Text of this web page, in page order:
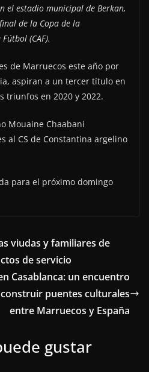
el estadio municipal de Berkan,
de la Copa de la
(CAF).
de Marruecos este año por
aspiran a un tercer título en
triunfos en 2020 y 2022.
Mouaine Chaabani
al CS de Constantina argelino
para el próximo domingo
viudas y familiares de
de servicio
Casablanca: un encuentro
puentes culturales
entre Marruecos y España
gustar